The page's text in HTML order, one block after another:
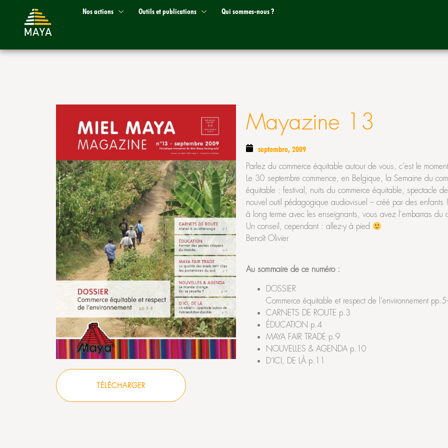
Nos actions Outils et publications Qui sommes-nous ?
TÉLÉCHARGER
Mayazine 13
septembre, 2009
Parlez du commerce équitable autour de vous, c’est le
Le 30 septembre commence, en Belgique, la Semaine du
équitable : festival, nuits du commerce équitable, spectacle
nouvel outil pédagogique audiovisuel – créé par des enfants
à long terme avec les enseignants, vous avez l’embarras du
Un conseil, cependant : allez-y à pied
Benoît Olivier
Au sommaire de ce numéro :
DOSSIER
Commerce équitable et respect de l’environnement
CARNETS DE ROUTE p.3
ÉDUCATION p.4
MAYA FAIR TRADE p.9
NOUVELLES & AGENDA p.10
D’ICI, DE LÀ p.11